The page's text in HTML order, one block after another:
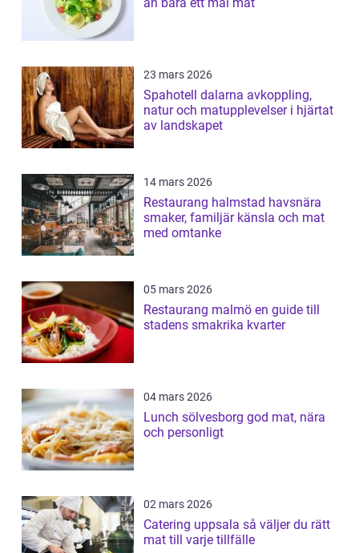
23 mars 2026
Spahotell dalarna avkoppling,
natur och matupplevelser i hjärtat
av landskapet
14 mars 2026
Restaurang halmstad havsnära
smaker, familjär känsla och mat
med omtanke
05 mars 2026
Restaurang malmö en guide till
stadens smakrika kvarter
04 mars 2026
Lunch sölvesborg god mat, nära
och personligt
02 mars 2026
Catering uppsala så väljer du rätt
mat till varje tillfälle